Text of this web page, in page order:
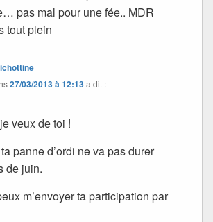
pas mal pour une fée.. MDR
tout plein
27/03/2013 à 12:13a dit :
veux de toi !
panne d’ordi ne va pas durer
de juin.
m’envoyer ta participation par